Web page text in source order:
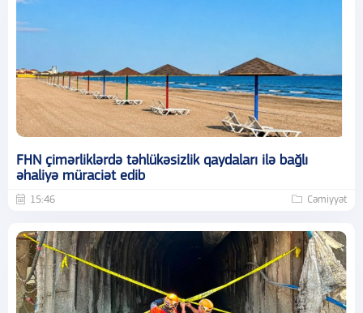
FHN çimərliklərdə təhlükəsizlik qaydaları ilə bağlı
əhaliyə müraciət edib
15:46 Cəmiyyət